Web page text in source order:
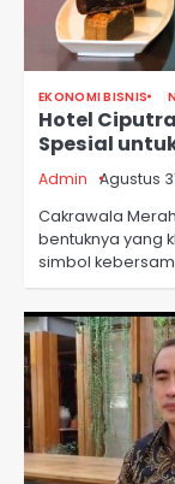
EKONOMI BISNIS
Hotel
Spesial
Admin Agustus
Cakrawala
bentuknya yang
simbol